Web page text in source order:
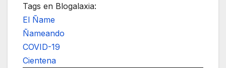
Tags en Blogalaxia:
El Ñame
Ñameando
COVID-19
Cientena